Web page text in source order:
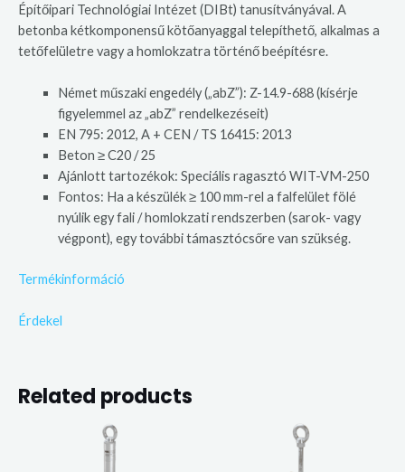
Építőipari Technológiai Intézet (DIBt) tanusítványával. A
betonba kétkomponensű kötőanyaggal telepíthető, alkalmas a
tetőfelületre vagy a homlokzatra történő beépítésre.
Német műszaki engedély („abZ”): Z-14.9-688 (kísérje
figyelemmel az „abZ” rendelkezéseit)
EN 795: 2012, A + CEN / TS 16415: 2013
Beton ≥ C20 / 25
Ajánlott tartozékok: Speciális ragasztó WIT-VM-250
Fontos: Ha a készülék ≥ 100 mm-rel a falfelület fölé
nyúlik egy fali / homlokzati rendszerben (sarok- vagy
végpont), egy további támasztócsőre van szükség.
Termékinformáció
Érdekel
Related products